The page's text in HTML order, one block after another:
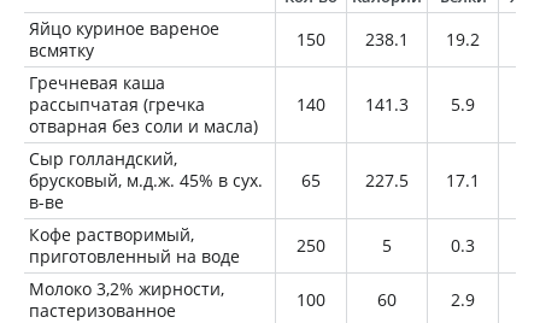
Яйцо куриное вареное
всмятку
150 238.1 19.2
Гречневая каша
рассыпчатая (гречка
отварная без соли и масла)
140 141.3 5.9
Сыр голландский,
брусковый, м.д.ж. 45% в сух.
в-ве
65 227.5 17.1
Кофе растворимый,
приготовленный на воде
250 5 0.3
Молоко 3,2% жирности,
пастеризованное
100 60 2.9